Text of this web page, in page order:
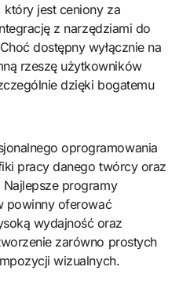
który jest ceniony za
z narzędziami do
dostępny wyłącznie na
rzeszę użytkowników
dzięki bogatemu
oprogramowania
pracy danego twórcy oraz
programy
powinny oferować
wydajność oraz
zarówno prostych
wizualnych.